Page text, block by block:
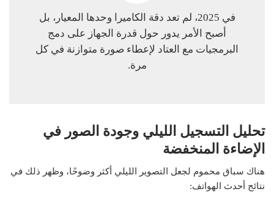
في 2025، لم تعد دقة الكاميرا وحدها المعيار، بل
أصبح الأمر يدور حول قدرة الجهاز على دمج
البرمجيات مع العتاد لإعطاء صورة متوازنة في كل
مرة.
تحليل التسجيل الليلي وجودة الصور في
الإضاءة المنخفضة
هناك سباق محموم لجعل التصوير الليلي أكثر وضوحًا، وظهر ذلك في
نتائج أحدث الهواتف: